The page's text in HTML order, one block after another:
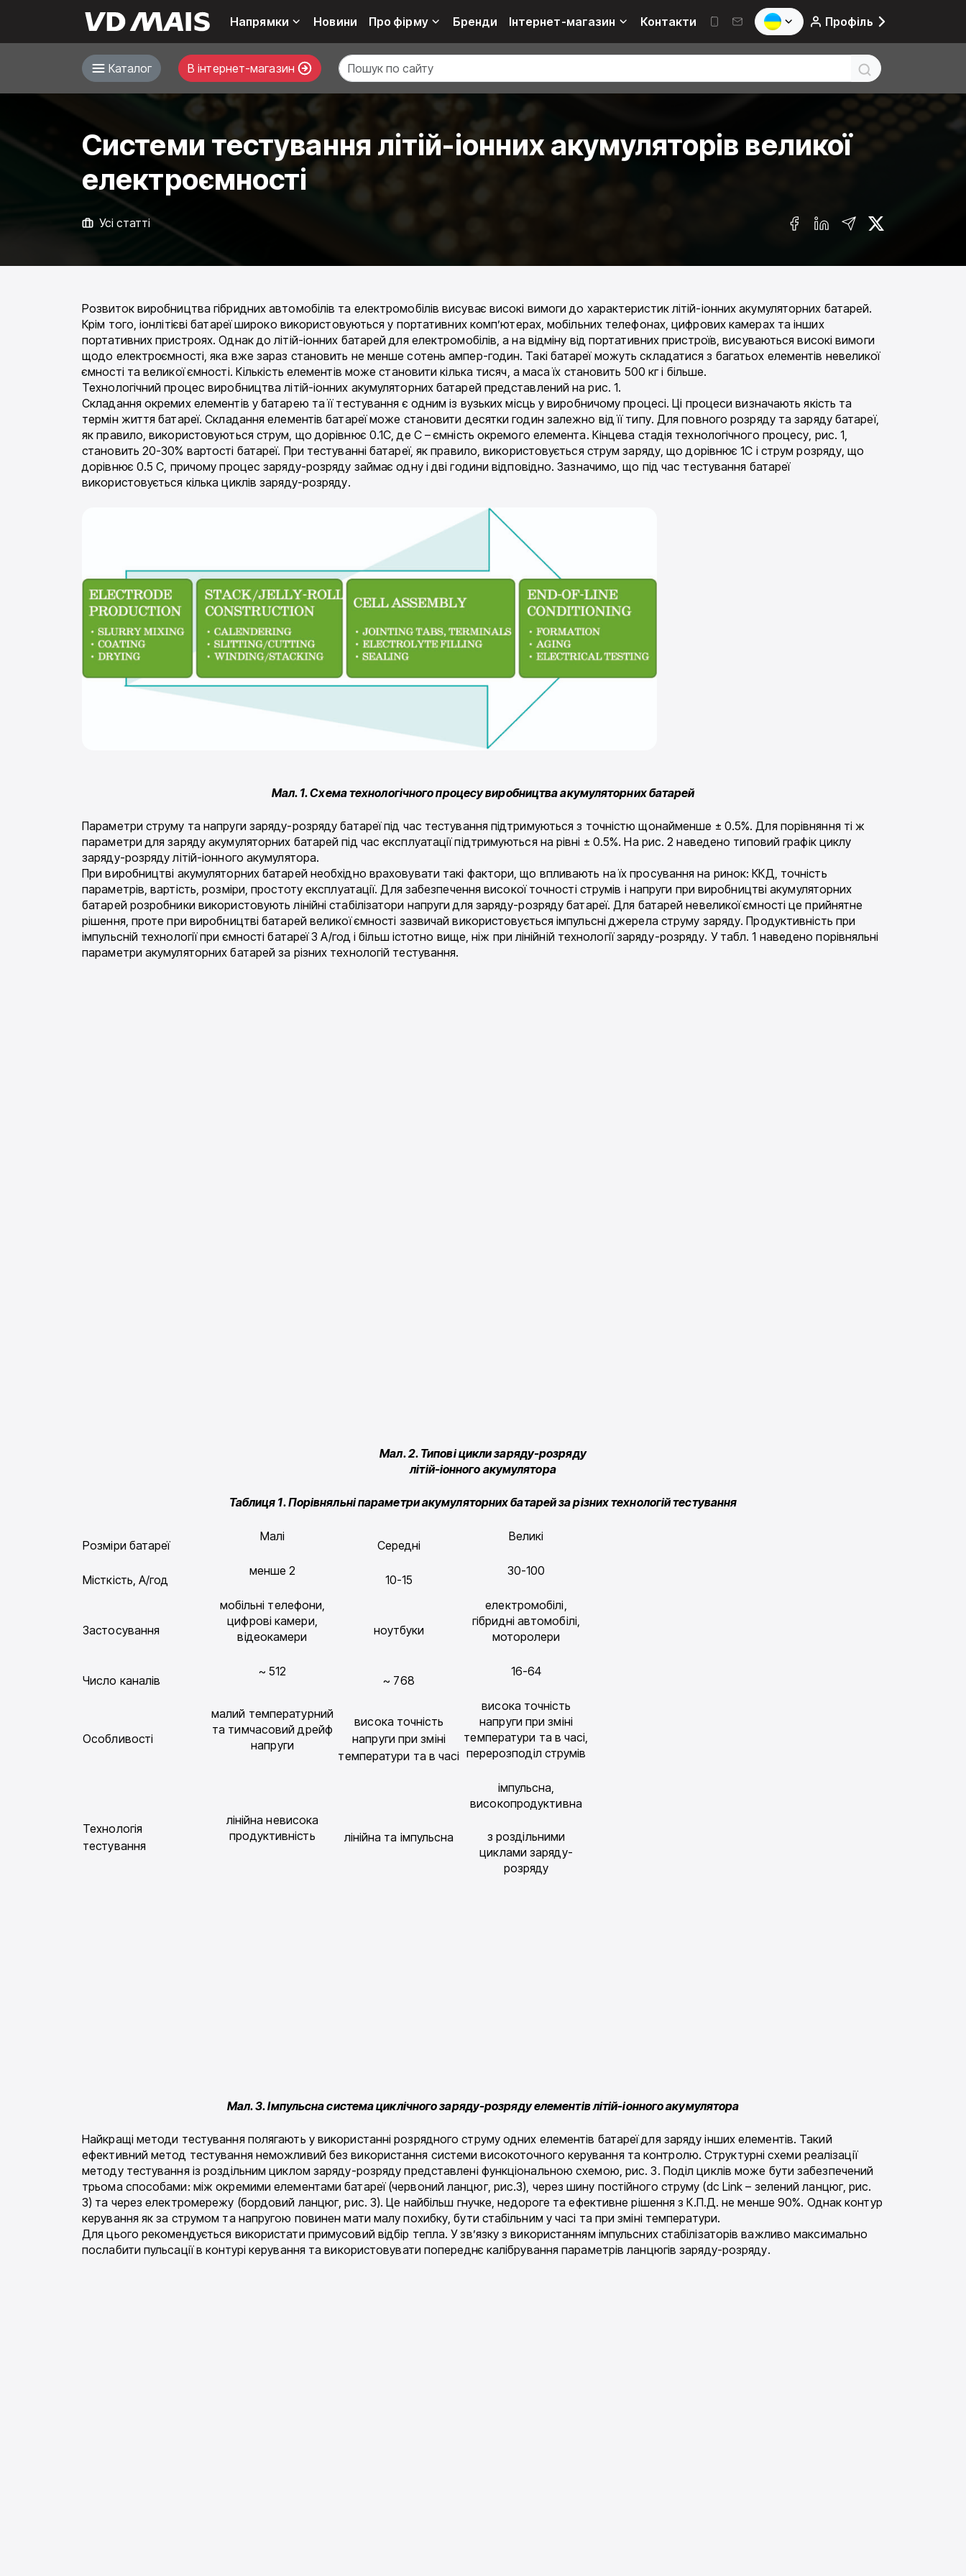
Напрямки Новини Про фірму Бренди Інтернет-магазин Контакти Профіль
Каталог В інтернет-магазин
Системи тестування літій-іонних акумуляторів великої
електроємності
Усі статті
Розвиток виробництва гібридних автомобілів та електромобілів висуває високі вимоги до характеристик літій-іонних акумуляторних батарей.
Крім того, іонлітієві батареї широко використовуються у портативних комп’ютерах, мобільних телефонах, цифрових камерах та інших
портативних пристроях. Однак до літій-іонних батарей для електромобілів, а на відміну від портативних пристроїв, висуваються високі вимоги
щодо електроємності, яка вже зараз становить не менше сотень ампер-годин. Такі батареї можуть складатися з багатьох елементів невеликої
ємності та великої ємності. Кількість елементів може становити кілька тисяч, а маса їх становить 500 кг і більше.
Технологічний процес виробництва літій-іонних акумуляторних батарей представлений на рис. 1.
Складання окремих елементів у батарею та її тестування є одним із вузьких місць у виробничому процесі. Ці процеси визначають якість та
термін життя батареї. Складання елементів батареї може становити десятки годин залежно від її типу. Для повного розряду та заряду батареї,
як правило, використовуються струм, що дорівнює 0.1С, де С – ємність окремого елемента. Кінцева стадія технологічного процесу, рис. 1,
становить 20-30% вартості батареї. При тестуванні батареї, як правило, використовується струм заряду, що дорівнює 1С і струм розряду, що
дорівнює 0.5 С, причому процес заряду-розряду займає одну і дві години відповідно. Зазначимо, що під час тестування батареї
використовується кілька циклів заряду-розряду.
Мал. 1. Схема технологічного процесу виробництва акумуляторних батарей
Параметри струму та напруги заряду-розряду батареї під час тестування підтримуються з точністю щонайменше ± 0.5%. Для порівняння ті ж
параметри для заряду акумуляторних батарей під час експлуатації підтримуються на рівні ± 0.5%. На рис. 2 наведено типовий графік циклу
заряду-розряду літій-іонного акумулятора.
При виробництві акумуляторних батарей необхідно враховувати такі фактори, що впливають на їх просування на ринок: ККД, точність
параметрів, вартість, розміри, простоту експлуатації. Для забезпечення високої точності струмів і напруги при виробництві акумуляторних
батарей розробники використовують лінійні стабілізатори напруги для заряду-розряду батареї. Для батарей невеликої ємності це прийнятне
рішення, проте при виробництві батарей великої ємності зазвичай використовується імпульсні джерела струму заряду. Продуктивність при
імпульсній технології при ємності батареї 3 А/год і більш істотно вище, ніж при лінійній технології заряду-розряду. У табл. 1 наведено порівняльні
параметри акумуляторних батарей за різних технологій тестування.
Мал. 2. Типові цикли заряду-розряду
літій-іонного акумулятора
Таблиця 1. Порівняльні параметри акумуляторних батарей за різних технологій тестування
Розміри батареї
Малі
Середні
Великі
Місткість, А/год
менше 2
10-15
30-100
Застосування
мобільні телефони,
цифрові камери,
відеокамери
ноутбуки
електромобілі,
гібридні автомобілі,
моторолери
Число каналів
~ 512
~ 768
16-64
Особливості
малий температурний
та тимчасовий дрейф
напруги
висока точність
напруги при зміні
температури та в часі
висока точність
напруги при зміні
температури та в часі,
перерозподіл струмів
Технологія
тестування
лінійна невисока
продуктивність
лінійна та імпульсна
імпульсна,
високопродуктивна
з роздільними
циклами заряду-
розряду
Мал. 3. Імпульсна система циклічного заряду-розряду елементів літій-іонного акумулятора
Найкращі методи тестування полягають у використанні розрядного струму одних елементів батареї для заряду інших елементів. Такий
ефективний метод тестування неможливий без використання системи високоточного керування та контролю. Структурні схеми реалізації
методу тестування із роздільним циклом заряду-розряду представлені функціональною схемою, рис. 3. Поділ циклів може бути забезпечений
трьома способами: між окремими елементами батареї (червоний ланцюг, рис.3), через шину постійного струму (dc Link – зелений ланцюг, рис.
3) та через електромережу (бордовий ланцюг, рис. 3). Це найбільш гнучке, недороге та ефективне рішення з К.П.Д. не менше 90%. Однак контур
керування як за струмом та напругою повинен мати малу похибку, бути стабільним у часі та при зміні температури.
Для цього рекомендується використати примусовий відбір тепла. У зв’язку з використанням імпульсних стабілізаторів важливо максимально
послабити пульсації в контурі керування та використовувати попереднє калібрування параметрів ланцюгів заряду-розряду.